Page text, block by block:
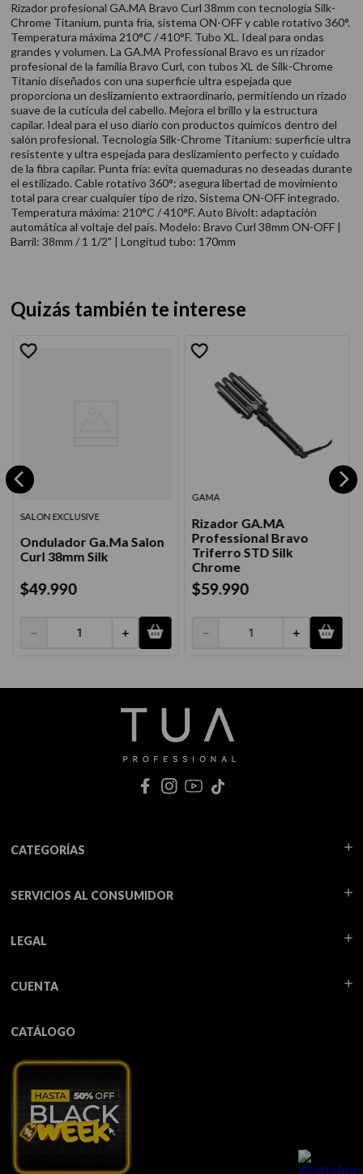
Rizador profesional GA.MA Bravo Curl 38mm con tecnología Silk-
Chrome Titanium, punta fría, sistema ON-OFF y cable rotativo 360°.
Temperatura máxima 210°C / 410°F. Tubo XL. Ideal para ondas
grandes y volumen. La GA.MA Professional Bravo es un rizador
profesional de la familia Bravo Curl, con tubos XL de Silk-Chrome
Titanio diseñados con una superficie ultra espejada que
proporciona un deslizamiento extraordinario, permitiendo un rizado
suave de la cutícula del cabello. Mejora el brillo y la estructura
capilar. Ideal para el uso diario con productos químicos dentro del
salón profesional. Tecnología Silk-Chrome Titanium: superficie ultra
resistente y ultra espejada para deslizamiento perfecto y cuidado
de la fibra capilar. Punta fría: evita quemaduras no deseadas durante
el estilizado. Cable rotativo 360°: asegura libertad de movimiento
total para crear cualquier tipo de rizo. Sistema ON-OFF integrado.
Temperatura máxima: 210°C / 410°F. Auto Bivolt: adaptación
automática al voltaje del país. Modelo: Bravo Curl 38mm ON-OFF |
Barril: 38mm / 1 1/2" | Longitud tubo: 170mm
Quizás también te interese
SALON EXCLUSIVE
Ondulador Ga.Ma Salon
Curl 38mm Silk
$49.990
＋
－
GAMA
Rizador GA.MA
Professional Bravo
Triferro STD Silk
Chrome
$59.990
＋
－
CATEGORÍAS
SERVICIOS AL CONSUMIDOR
LEGAL
CUENTA
CATÁLOGO